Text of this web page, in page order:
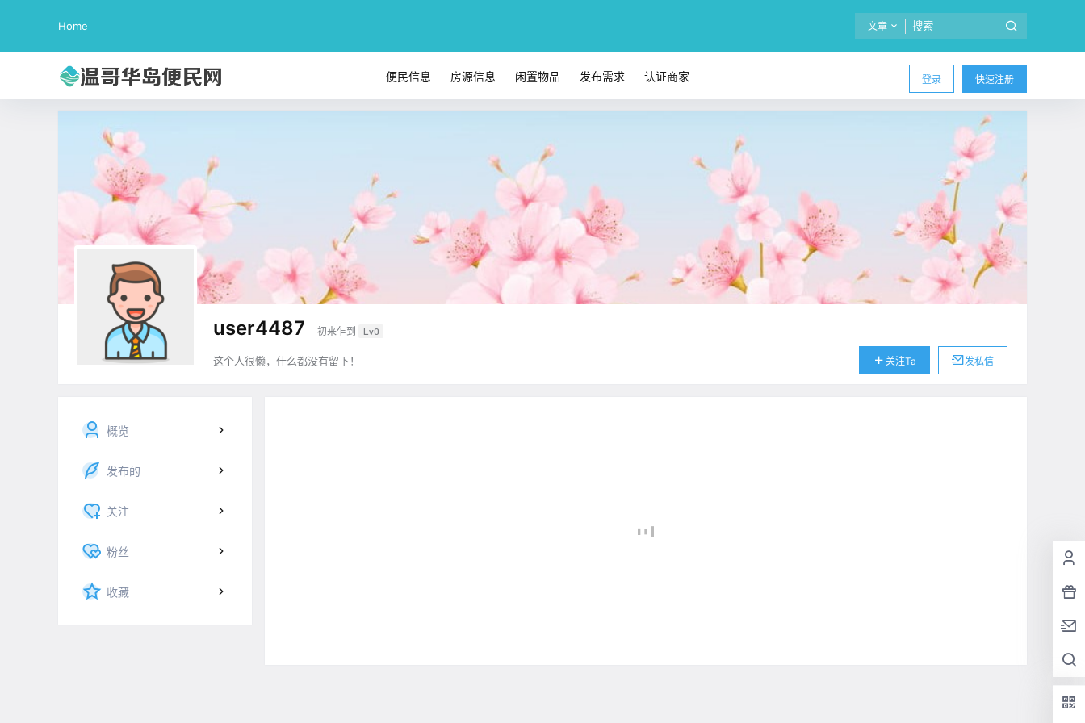
Home 文章
登录 快速注册
便民信息 房源信息 闲置物品 发布需求 认证商家
user4487 初来乍到 Lv0
这个人很懒，什么都没有留下！ 关注Ta 发私信
概览
发布的
关注
粉丝
收藏